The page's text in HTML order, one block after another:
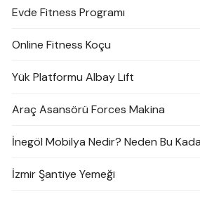
Evde Fitness Programı
Online Fitness Koçu
Yük Platformu Albay Lift
Araç Asansörü Forces Makina
İnegöl Mobilya Nedir? Neden Bu
İzmir Şantiye Yemeği